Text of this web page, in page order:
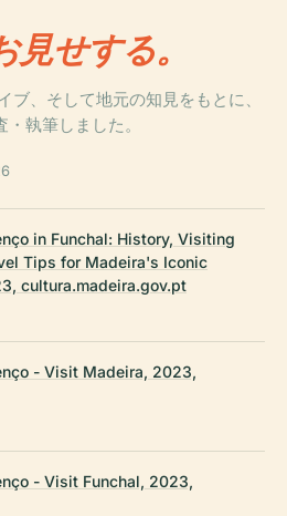
せする。
、そして地元の知見をもとに、
執筆しました。
in Funchal: History, Visiting
Tips for Madeira's Iconic
cultura.madeira.gov.pt
- Visit Madeira, 2023,
- Visit Funchal, 2023,